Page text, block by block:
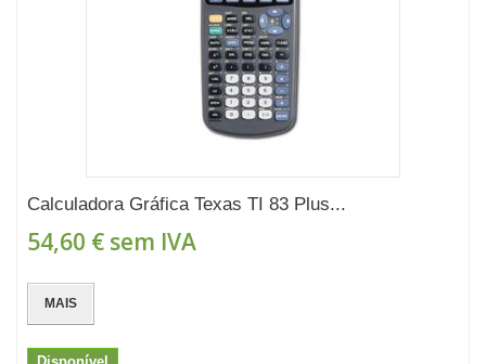
Calculadora Gráfica Texas TI 83 Plus...
54,60 € sem IVA
MAIS